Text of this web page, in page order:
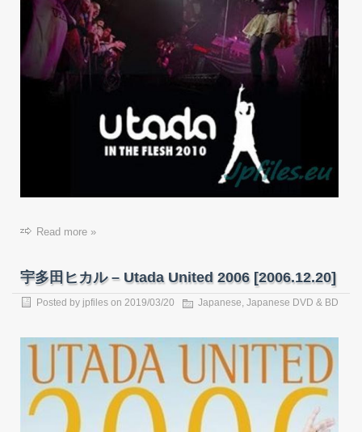
Read more »
宇多田ヒカル – Utada United 2006 [2006.12.20]
Posted by jpfiles on 2019/03/20 Japanese, Japanese DVD & BD